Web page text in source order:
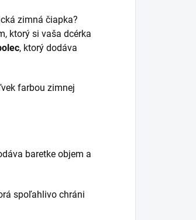
zimná čiapka?
ktorý si vaša dcérka
, ktorý dodáva
farbou zimnej
baretke objem a
spoľahlivo chráni